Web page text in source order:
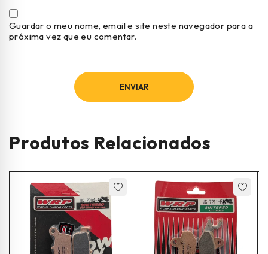
Guardar o meu nome, email e site neste navegador para a
próxima vez que eu comentar.
Produtos Relacionados